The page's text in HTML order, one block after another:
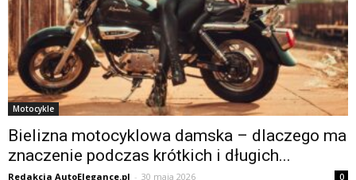
Motocykle
Bielizna motocyklowa damska – dlaczego ma
znaczenie podczas krótkich i długich...
Redakcja AutoElegance.pl - 30 maja 2026 0